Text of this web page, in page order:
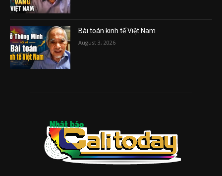
Bài toán kinh tế Việt Nam
August 3, 2026